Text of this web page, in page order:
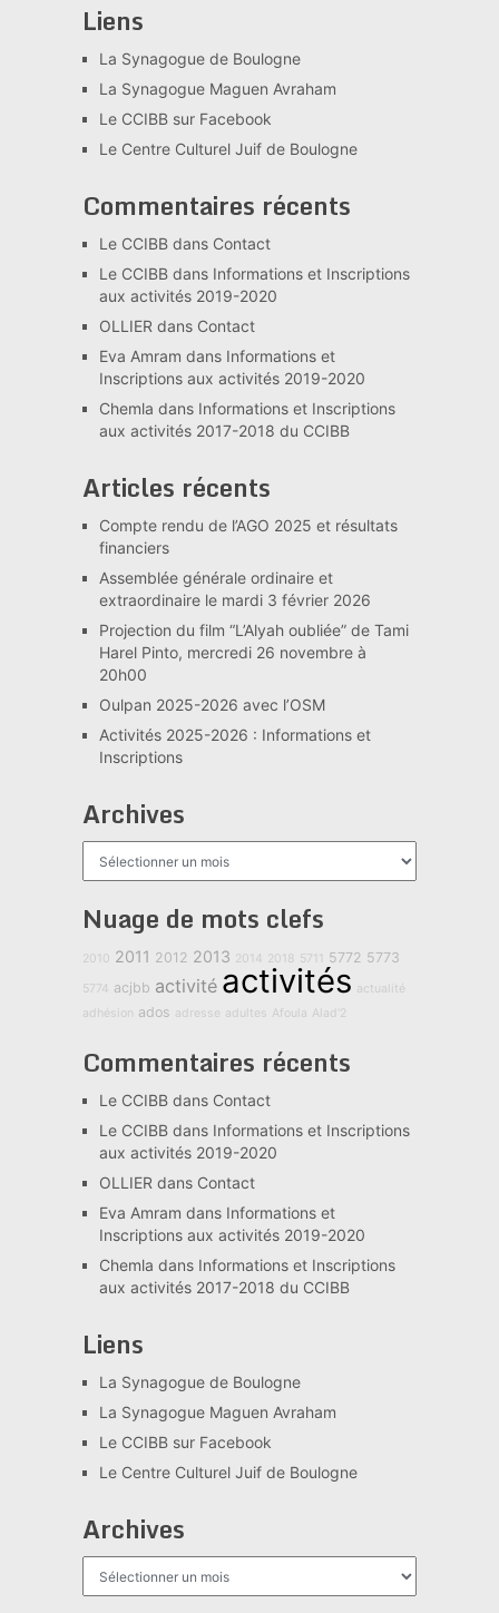
Liens
La Synagogue de Boulogne
La Synagogue Maguen Avraham
Le CCIBB sur Facebook
Le Centre Culturel Juif de Boulogne
Commentaires récents
Le CCIBBdans Contact
Le CCIBBdans Informations et Inscriptions
aux activités 2019-2020
OLLIER dans Contact
Eva Amram dans Informations et
Inscriptions aux activités 2019-2020
Chemla dans Informations et Inscriptions
aux activités 2017-2018 du CCIBB
Articles récents
Compte rendu de l’AGO 2025 et résultats
financiers
Assemblée générale ordinaire et
extraordinaire le mardi 3 février 2026
Projection du film “L’Alyah oubliée” de Tami
Harel Pinto, mercredi 26 novembre à
20h00
Oulpan 2025-2026 avec l’OSM
Activités 2025-2026 : Informations et
Inscriptions
Archives
Nuage de mots clefs
2010 2011 2012 2013 2014 2018 5711 5772 5773
5774 acjbb activité activités actualité
adhésion ados adresse adultes Afoula Alad'2
Commentaires récents
Le CCIBBdans Contact
Le CCIBBdans Informations et Inscriptions
aux activités 2019-2020
OLLIER dans Contact
Eva Amram dans Informations et
Inscriptions aux activités 2019-2020
Chemla dans Informations et Inscriptions
aux activités 2017-2018 du CCIBB
Liens
La Synagogue de Boulogne
La Synagogue Maguen Avraham
Le CCIBB sur Facebook
Le Centre Culturel Juif de Boulogne
Archives